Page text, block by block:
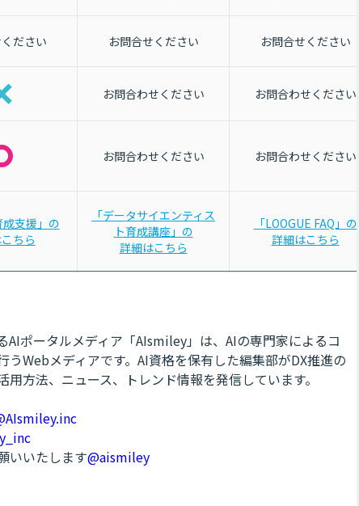
ださい お問合せください お問合せください
お問合わせください お問合わせください
お問合わせください お問合わせください
成支援」の
ちら
「データサイエンティス
ト育成講座」の
詳細はこちら
「LOOGUE FAQ」の
詳細はこちら
AIポータルメディア「AIsmiley」は、AIの専門家によるコ
うWebメディアです。AI資格を保有した編集部がDX推進の
方法、ニュース、トレンド情報を発信しています。
いいたします@aismiley